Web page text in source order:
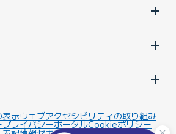
示ウェブアクセシビリティの取り組み
プライバシーポータルCookieポリシー